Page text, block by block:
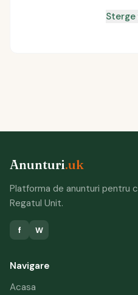
Anunturi.uk
Platforma de anunturi pentru
Regatul Unit.
f W
Navigare
Acasa